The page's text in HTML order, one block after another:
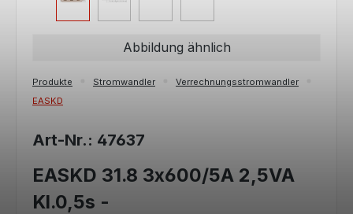
Abbildung ähnlich
Produkte Stromwandler
Verrechnungsstromwandler
EASKD
Art-Nr.: 47637
EASKD 31.8 3x600/5A 2,5VA
Kl.0,5s -